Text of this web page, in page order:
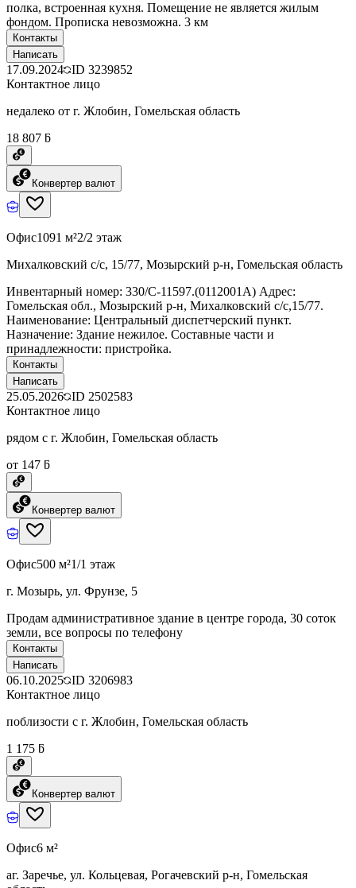
полка, встроенная кухня. Помещение не является жилым
фондом. Прописка невозможна. 3 км
Контакты
Написать
17.09.2024 ID 3239852
Контактное лицо
недалеко от г. Жлобин, Гомельская область
18 807 ƃ
Конвертер валют
Офис1091 м²2/2 этаж
Михалковский с/с, 15/77, Мозырский р-н, Гомельская область
Инвентарный номер: 330/C-11597.(0112001А) Адрес:
Гомельская обл., Мозырский р-н, Михалковский с/с,15/77.
Наименование: Центральный диспетчерский пункт.
Назначение: Здание нежилое. Составные части и
принадлежности: пристройка.
Контакты
Написать
25.05.2026 ID 2502583
Контактное лицо
рядом с г. Жлобин, Гомельская область
от 147 ƃ
Конвертер валют
Офис500 м²1/1 этаж
г. Мозырь, ул. Фрунзе, 5
Продам административное здание в центре города, 30 соток
земли, все вопросы по телефону
Контакты
Написать
06.10.2025 ID 3206983
Контактное лицо
поблизости с г. Жлобин, Гомельская область
1 175 ƃ
Конвертер валют
Офис6 м²
аг. Заречье, ул. Кольцевая, Рогачевский р-н, Гомельская